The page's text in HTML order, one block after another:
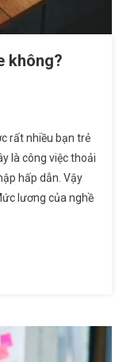
không?
rất nhiều bạn trẻ
là công việc thoải
hấp dẫn. Vậy
lương của nghề